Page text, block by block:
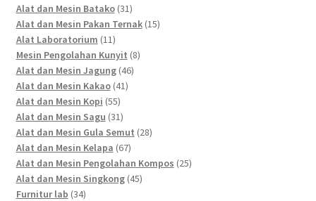
products
Alat dan Mesin Batako 3131
products
Alat dan Mesin Pakan Ternak 1515
Alat Laboratorium 1111
products
Mesin Pengolahan Kunyit 88
Alat dan Mesin Jagung 4646
Alat dan Mesin Kakao 4141
Alat dan Mesin Kopi 5555
products
Alat dan Mesin Sagu 3131
products
Alat dan Mesin Gula Semut 2828
Alat dan Mesin Kelapa 6767
products
Alat dan Mesin Pengolahan Kompos 2525
Alat dan Mesin Singkong 4545
Furnitur lab 3434